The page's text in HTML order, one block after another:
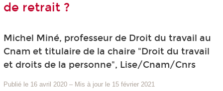
de retrait ?
Michel Miné, professeur de Droit du travail au
Cnam et titulaire de la chaire "Droit du travail
et droits de la personne", Lise/Cnam/Cnrs
Publié le 16 avril 2020 – Mis à jour le 15 février 2021